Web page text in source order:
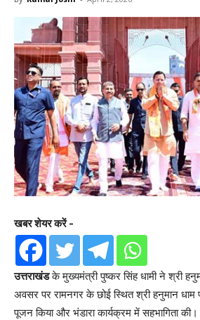
खबर शेयर करें -
उत्तराखंडके मुख्यमंत्री पुष्कर सिंह धामी ने श्री
अवसर पर रामनगर के छोई स्थित श्री हनुमान धाम
पूजन किया और भंडारा कार्यक्रम में सहभागिता